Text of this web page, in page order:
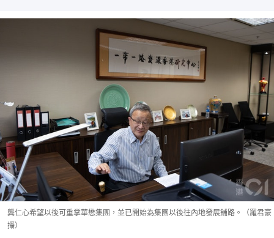
龔仁心希望以後可重掌華懋集團，並已開始為集團以後往內地發展鋪路。（羅君豪
攝）